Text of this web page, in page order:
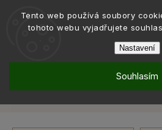
Tento web používá soubory
tohoto webu vyjadřujete
Nastavení
Souhlasím
/ /